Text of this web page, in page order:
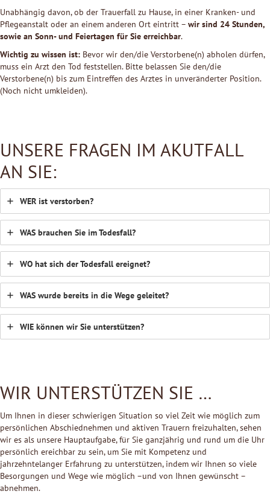
Unabhängig davon, ob der Trauerfall zu Hause, in einer Kranken- und
Pflegeanstalt oder an einem anderen Ort eintritt – wir sind 24 Stunden,
sowie an Sonn- und Feiertagen für Sie erreichbar.
Wichtig zu wissen ist: Bevor wir den/die Verstorbene(n) abholen dürfen,
muss ein Arzt den Tod feststellen. Bitte belassen Sie den/die
Verstorbene(n) bis zum Eintreffen des Arztes in unveränderter Position.
(Noch nicht umkleiden).
UNSERE FRAGEN IM AKUTFALL
AN SIE:
WER ist verstorben?
WAS brauchen Sie im Todesfall?
WO hat sich der Todesfall ereignet?
WAS wurde bereits in die Wege geleitet?
WIE können wir Sie unterstützen?
WIR UNTERSTÜTZEN SIE …
Um Ihnen in dieser schwierigen Situation so viel Zeit wie möglich zum
persönlichen Abschiednehmen und aktiven Trauern freizuhalten, sehen
wir es als unsere Hauptaufgabe, für Sie ganzjährig und rund um die Uhr
persönlich ereichbar zu sein, um Sie mit Kompetenz und
jahrzehntelanger Erfahrung zu unterstützen, indem wir Ihnen so viele
Besorgungen und Wege wie möglich –und von Ihnen gewünscht –
abnehmen.